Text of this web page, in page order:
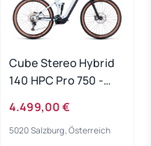
Cube Stereo Hybrid
140 HPC Pro 750 -
Rahmengröße: L
4.499,00 €
5020 Salzburg, Österreich